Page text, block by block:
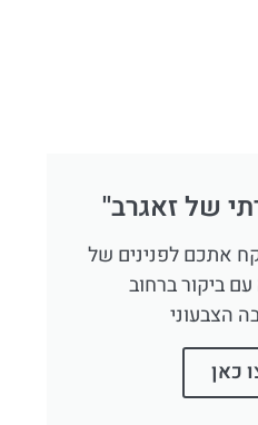
של זאגרב''
שייקח אתכם לפנינים של
ביקור ברחוב
הצבעוני
כאן